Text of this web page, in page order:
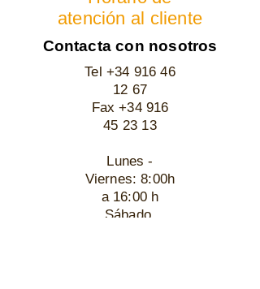
atención al cliente
Contacta con nosotros
Tel +34 916 46
12 67
Fax+34 916
45 23 13
Lunes -
Viernes: 8:00h
a 16:00 h
Sábado,